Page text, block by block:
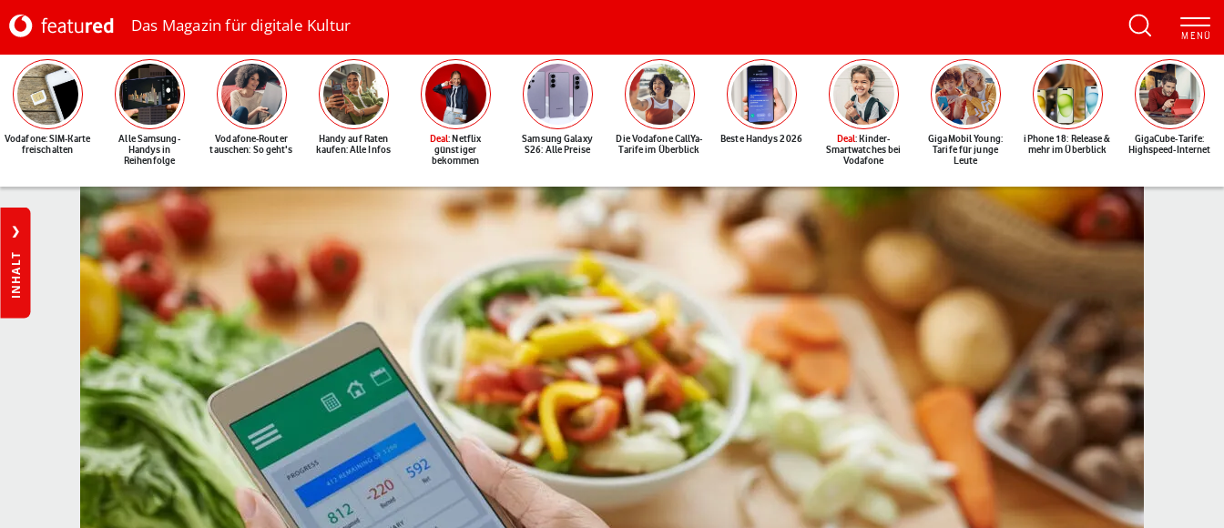
Das Magazin für digitale Kultur
Vodafone: SIM-Karte
freischalten
Alle Samsung-
Handys in
Reihenfolge
Vodafone-Router
tauschen: So geht's
Handy auf Raten
kaufen: Alle Infos
Deal: Netflix
günstiger
bekommen
Samsung Galaxy
S26: Alle Preise
Die Vodafone CallYa-
Tarife im Überblick
Beste Handys 2026 Deal: Kinder-
Smartwatches bei
Vodafone
GigaMobil Young:
Tarife für junge
Leute
iPhone 18: Release &
mehr im Überblick
GigaCube-Tarife:
Highspeed-Internet
INHALT